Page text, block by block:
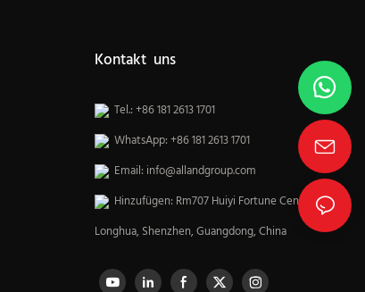
Kontakt uns
Tel.: +86 181 2613 1701
WhatsApp: +86 181 2613 1701
Email: info@allandgroup.com
Hinzufügen: Rm707 Huiyi Fortune Center,
Longhua, Shenzhen, Guangdong, China